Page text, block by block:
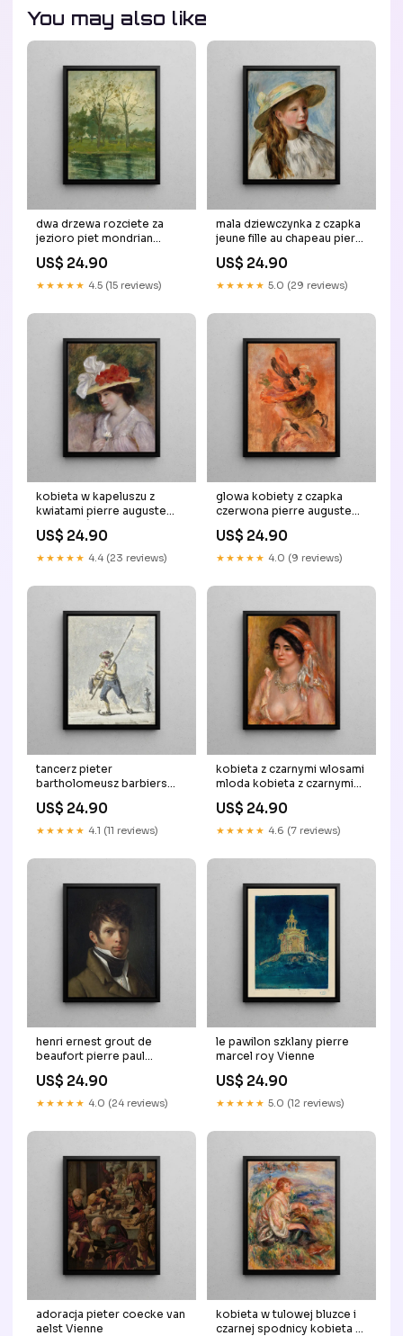
You may also like
dwa drzewa rozciete za
jezioro piet mondrian
US$ 24.90
★★★★★ 4.5 (15 reviews)
mala dziewczynka z czapka
jeune fille au chapeau pierre
US$ 24.90
★★★★★ 5.0 (29 reviews)
kobieta w kapeluszu z
kwiatami pierre auguste
renoir Brégence
US$ 24.90
★★★★★ 4.4 (23 reviews)
glowa kobiety z czapka
czerwona pierre auguste
US$ 24.90
★★★★★ 4.0 (9 reviews)
tancerz pieter
bartholomeusz barbiers
US$ 24.90
★★★★★ 4.1 (11 reviews)
kobieta z czarnymi wlosami
mloda kobieta z czarnymi
auguste renoir Gmunden
US$ 24.90
★★★★★ 4.6 (7 reviews)
henri ernest grout de
beaufort pierre paul
US$ 24.90
★★★★★ 4.0 (24 reviews)
le pawilon szklany pierre
marcel roy Vienne
US$ 24.90
★★★★★ 5.0 (12 reviews)
adoracja pieter coecke van
aelst Vienne
kobieta w tulowej bluzce i
czarnej spodnicy kobieta w